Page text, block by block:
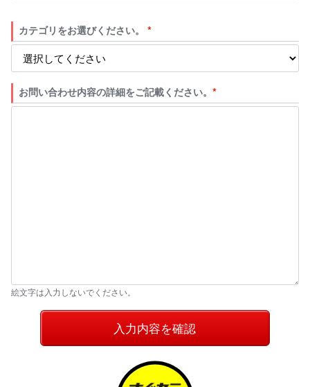
カテゴリをお選びください。 *
お問い合わせ内容の詳細をご記載ください。 *
絵文字は入力しないでください。
入力内容を確認